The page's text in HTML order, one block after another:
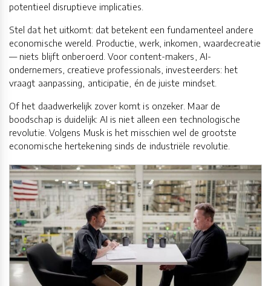
potentieel disruptieve implicaties.
Stel dat het uitkomt: dat betekent een fundamenteel andere
economische wereld. Productie, werk, inkomen, waardecreatie
— niets blijft onberoerd. Voor content-makers, AI-
ondernemers, creatieve professionals, investeerders: het
vraagt aanpassing, anticipatie, én de juiste mindset.
Of het daadwerkelijk zover komt is onzeker. Maar de
boodschap is duidelijk: AI is niet alleen een technologische
revolutie. Volgens Musk is het misschien wel de grootste
economische hertekening sinds de industriële revolutie.